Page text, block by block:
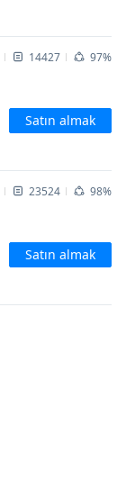
14427
97%
Satın almak
23524
98%
Satın almak